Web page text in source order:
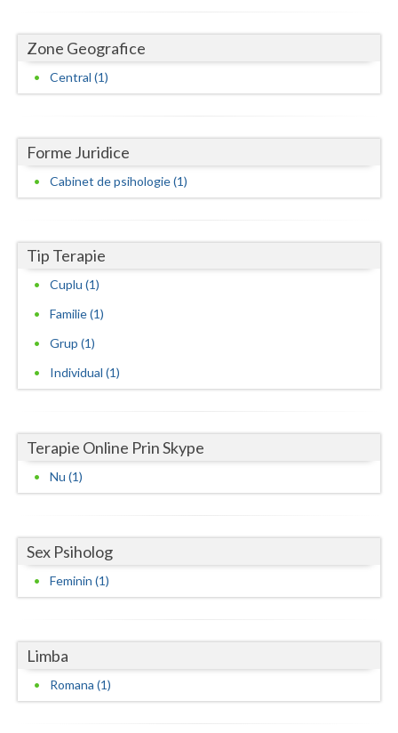
Harghita
Hunedoara
Iasi
Ilfov
Mehedinti
Mures
Neamt
Olt
Salaj
Satu-Mare
Suceava
Teleorman
Tulcea
Valcea
Zone Geografice
Central (1)
Forme Juridice
Cabinet de psihologie (1)
Tip Terapie
Cuplu (1)
Familie (1)
Grup (1)
Individual (1)
Terapie Online Prin Skype
Nu (1)
Sex Psiholog
Feminin (1)
Limba
Romana (1)